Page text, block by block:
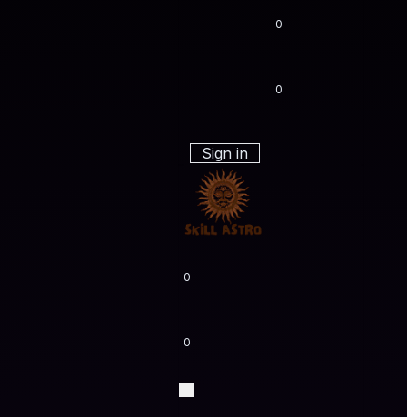
0
0
Sign in
0
0